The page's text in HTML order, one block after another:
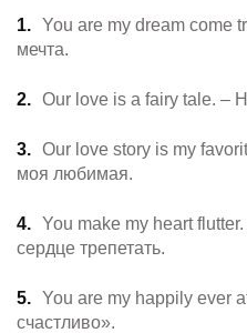
You are my dream come
мечта.
Our love is a fairy tale. –
Our love story is my
моя любимая.
You make my heart
сердце трепетать.
You are my happily ever
счастливо».